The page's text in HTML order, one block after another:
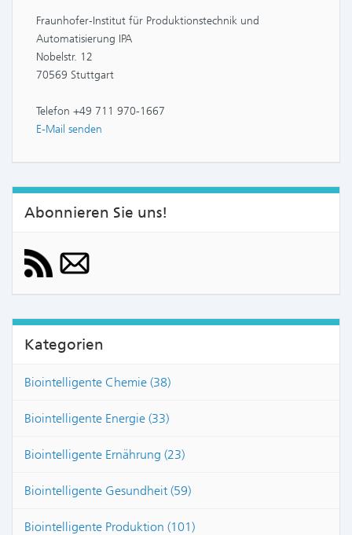
Fraunhofer-Institut für Produktionstechnik und
Automatisierung IPA
Nobelstr. 12
70569 Stuttgart
Telefon +49 711 970-1667
E-Mail senden
Abonnieren Sie uns!
Kategorien
Biointelligente Chemie (38)
Biointelligente Energie (33)
Biointelligente Ernährung (23)
Biointelligente Gesundheit (59)
Biointelligente Produktion (101)